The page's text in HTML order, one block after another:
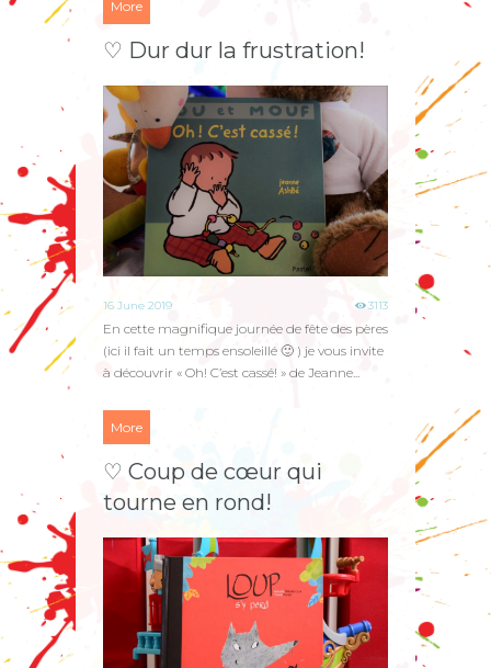
More
♡ Dur dur la frustration!
16 June 2019 3113
En cette magnifique journée de fête des pères
(ici il fait un temps ensoleillé 🙂 ) je vous invite
à découvrir « Oh! C’est cassé! » de Jeanne...
More
♡ Coup de cœur qui
tourne en rond!